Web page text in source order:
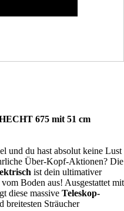
Entsorgung:
675 mit 51 cm
und du hast absolut keine Lust
Über-Kopf-Aktionen? Die
ist dein ultimativer
Boden aus! Ausgestattet mit
diese massive Teleskop-
breitesten Sträucher